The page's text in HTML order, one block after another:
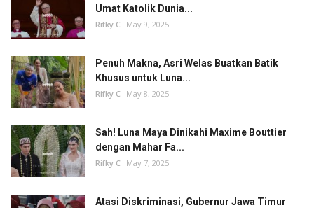
Umat Katolik Dunia...
Rifky C May 9, 2025
Penuh Makna, Asri Welas Buatkan Batik
Khusus untuk Luna...
Rifky C May 8, 2025
Sah! Luna Maya Dinikahi Maxime Bouttier
dengan Mahar Fa...
Rifky C May 7, 2025
Atasi Diskriminasi, Gubernur Jawa Timur